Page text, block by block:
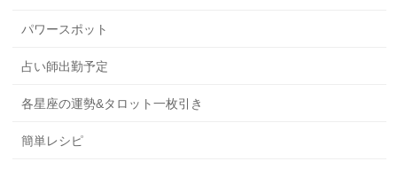
パワースポット
占い師出勤予定
各星座の運勢&タロット一枚引き
簡単レシピ